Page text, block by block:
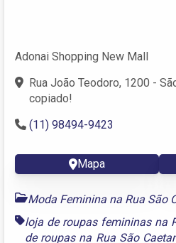
Adonai Shopping New Mall
Rua João Teodoro, 1200 -
copiado!
(11) 98494-9423
Mapa
Moda Feminina na Rua São
loja de roupas femininas na
de roupas na Rua São